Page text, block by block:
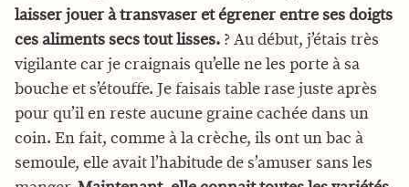
laisser jouer à transvaser et égrener entre ses doigts
ces aliments secs tout lisses. ? Au début, j’étais très
vigilante car je craignais qu’elle ne les porte à sa
bouche et s’étouffe. Je faisais table rase juste après
pour qu’il en reste aucune graine cachée dans un
coin. En fait, comme à la crèche, ils ont un bac à
semoule, elle avait l’habitude de s’amuser sans les